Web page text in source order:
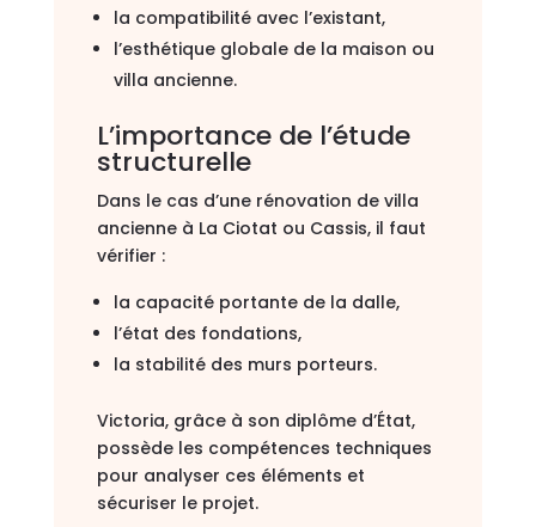
la compatibilité avec l’existant,
l’esthétique globale de la maison ou
villa ancienne.
L’importance de l’étude
structurelle
Dans le cas d’une rénovation de villa
ancienne à La Ciotat ou Cassis, il faut
vérifier :
la capacité portante de la dalle,
l’état des fondations,
la stabilité des murs porteurs.
Victoria, grâce à son diplôme d’État,
possède les compétences techniques
pour analyser ces éléments et
sécuriser le projet.